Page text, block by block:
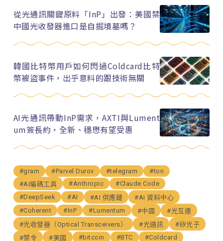
從光通訊關鍵原料「InP」出發：美國禁
中國光收發器進口是自掘墳墓嗎？
韓國比特幣用戶如何閃過Coldcard比特
幣被盜事件，出乎意料的跟技術無關
AI光通訊帶動InP需求，AXTI與Lument
um簽長約，全新、穩懋有望受惠
#gram #Parvel Durov #telegram
#ton
#AI編碼工具
#Anthropic
#Claude Code
#DeepSeek
#AI #AI 供應鏈
#AI 資料中心
#Coherent
#InP #Lumentum #中國
#光互連
#光收發器（Optical Transceivers）
#光通訊
#矽光子
#禁令
#美國 #bitcoin #BTC
#Coldcard